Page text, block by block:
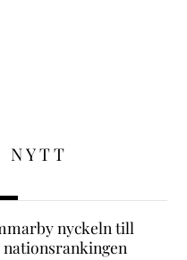
NYTT
nyckeln till
nationsrankingen